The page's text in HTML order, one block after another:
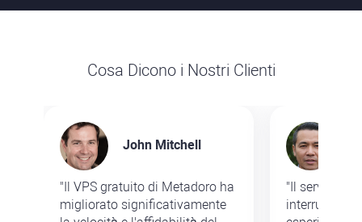
Cosa Dicono i Nostri Clienti
John Mitchell
"Il VPS gratuito di Metadoro ha
migliorato significativamente
"Il servizio
interruzioni